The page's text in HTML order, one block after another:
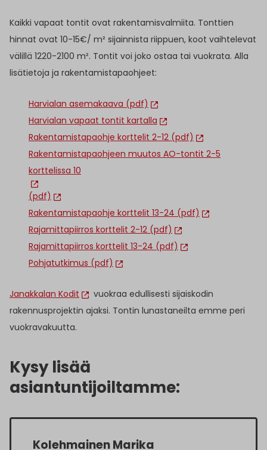
Kaikki vapaat tontit ovat rakentamisvalmiita. Tonttien
hinnat ovat 10-15€/ m² sijainnista riippuen, koot vaihtelevat
välillä 1220-2100 m². Tontit voi joko ostaa tai vuokrata. Alla
lisätietoja ja rakentamistapaohjeet:
Harvialan asemakaava (pdf)
Harvialan vapaat tontit kartalla
Rakentamistapaohje korttelit 2-12 (pdf)
Rakentamistapaohjeen muutos AO-tontit 2-5
korttelissa 10
(pdf)
Rakentamistapaohje korttelit 13-24 (pdf)
Rajamittapiirros korttelit 2-12 (pdf)
Rajamittapiirros korttelit 13-24 (pdf)
Pohjatutkimus (pdf)
Janakkalan Kodit
vuokraa edullisesti sijaiskodin
rakennusprojektin ajaksi. Tontin lunastaneilta emme peri
vuokravakuutta.
Kysy lisää
asiantuntijoiltamme:
Kolehmainen Marika